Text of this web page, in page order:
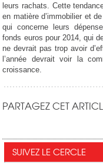
leurs rachats. Cette
en matière d’immobilier et
qui concerne leurs
fonds euros pour 2014, qui
ne devrait pas trop avoir
l’année devrait voir la
croissance.
PARTAGEZ CET
SUIVEZ LE CERCLE